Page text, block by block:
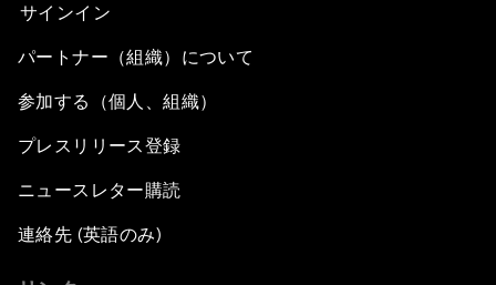
サインイン
パートナー（組織）について
参加する（個人、組織）
プレスリリース登録
ニュースレター購読
連絡先 (英語のみ)